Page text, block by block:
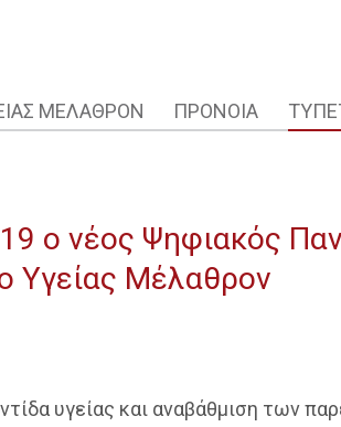
ΜΕΛΑΘΡΟΝ ΠΡΟΝΟΙΑ
ο νέος Ψηφιακός
Υγείας Μέλαθρον
υγείας και αναβάθμιση των